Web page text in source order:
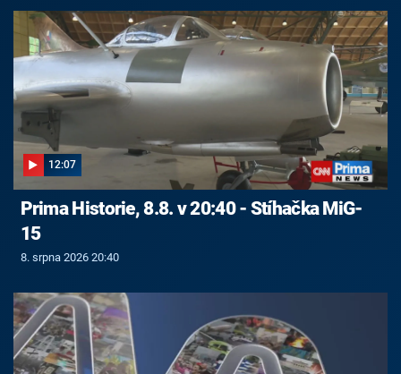
12:07
Prima Historie, 8.8. v 20:40 - Stíhačka MiG-
15
8. srpna 2026 20:40